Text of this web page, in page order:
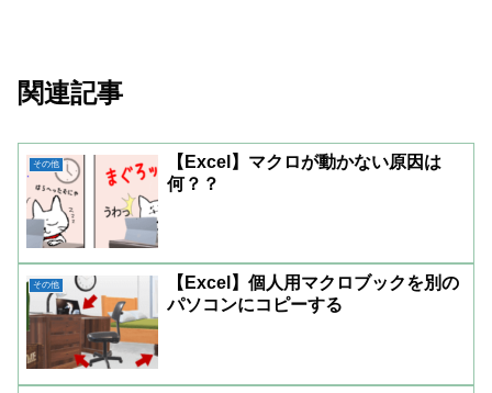
関連記事
その他
【Excel】マクロが動かない原因は
何？？
その他
【Excel】個人用マクロブックを別の
パソコンにコピーする